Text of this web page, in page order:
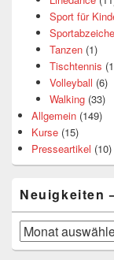
Sport für
Tanzen(1)
Tischtennis
Volleyball (6)
Walking(33)
Allgemein (149)
Kurse (15)
Presseartikel (10)
Neuigkeiten
Neuigkeiten
–